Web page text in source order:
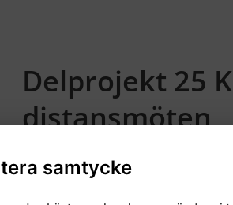
Delprojekt 25
distansmöten,
slutrapport
samtycke